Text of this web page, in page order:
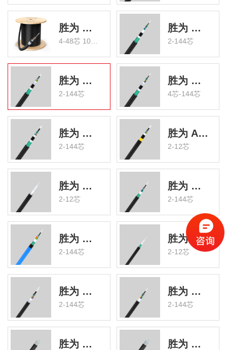
胜为 GYTA53层绞式 单模 室外重铠光缆 胜为 GYTY53层绞式 室外普通铠装光缆
2-144芯
胜为 GYFTA53层绞式 室外非金属加强芯铠装光缆
2-144芯
胜为 GYTA53层绞式 室外加强铠装光缆
4芯-144芯
胜为 GYFTY53 室外非金属铠装光缆
2-144芯
胜为 ADSS全介质自承式 室外电力光缆
2-12芯
胜为 GYFXY中心管式 室外非金属非铠装光缆
2-12芯
胜为 GYTZS层绞式 室外阻燃铠装光缆
2-144芯
胜为 MGTSV层绞式 铠装矿用阻燃光缆
2-144芯
胜为 MGXTW中心管式 铠装矿用阻燃光缆
2-12芯
胜为 GYFTA层绞式 非金属加强芯非铠装光缆
2-144芯
胜为 GYFTY层绞式 非金属加强芯非铠装光缆
2-144芯
胜为 GJYXCH自承式钢丝加强件 室外皮线光缆 胜为 GJYXFCH自承式非金属加强件 室外皮线光缆